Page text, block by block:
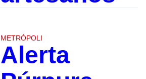
METRÓPOLI
Alerta